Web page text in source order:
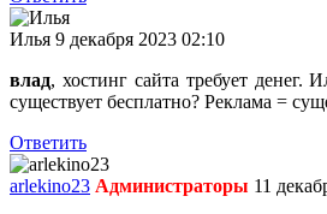
Илья 9 декабря 2023 02:10
влад, хостинг сайта требует денег.
существует бесплатно? Реклама =
Ответить
arlekino23 Администраторы 11